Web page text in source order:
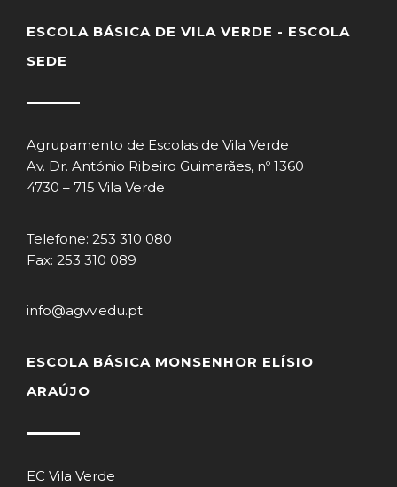
ESCOLA BÁSICA DE VILA VERDE - ESCOLA
SEDE
Agrupamento de Escolas de Vila Verde
Av. Dr. António Ribeiro Guimarães, nº 1360
4730 – 715 Vila Verde
Telefone: 253 310 080
Fax: 253 310 089
info@agvv.edu.pt
ESCOLA BÁSICA MONSENHOR ELÍSIO
ARAÚJO
EC Vila Verde